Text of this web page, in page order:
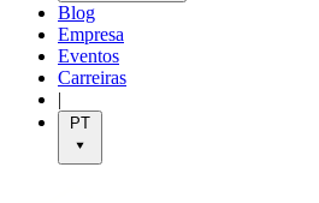
Blog
Empresa
Eventos
Carreiras
|
PT